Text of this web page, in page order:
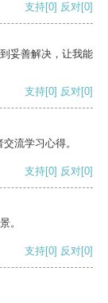
支持[0] 反对[0]
妥善解决，让我能
支持[0] 反对[0]
流学习心得。
支持[0] 反对[0]
。
支持[0] 反对[0]